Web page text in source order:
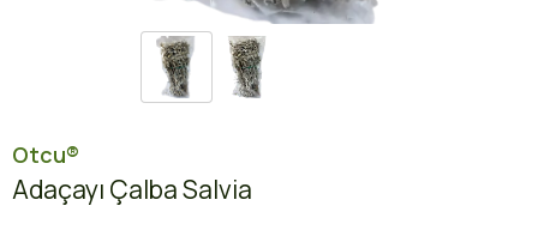
Otcu®
Adaçayı Çalba Salvia